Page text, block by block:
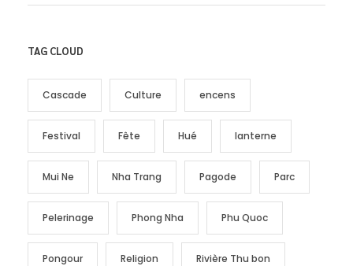
TAG CLOUD
Cascade Culture encens
Festival Fête Hué lanterne
Mui Ne Nha Trang Pagode Parc
Pelerinage Phong Nha Phu Quoc
Pongour Religion Rivière Thu bon